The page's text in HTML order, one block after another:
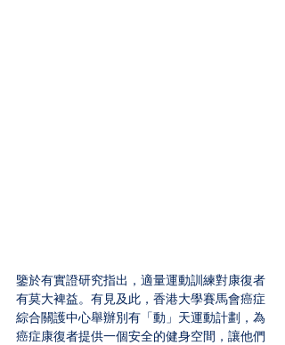
鑒於有實證研究指出，適量運動訓練對康復者
有莫大裨益。有見及此，香港大學賽馬會癌症
綜合關護中心舉辦別有「動」天運動計劃，為
癌症康復者提供一個安全的健身空間，讓他們